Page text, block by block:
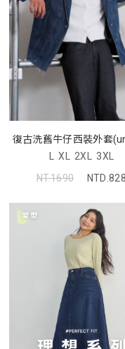
復古洗舊牛仔西裝外套
L XL 2XL 3XL
NT.1690
NTD.828